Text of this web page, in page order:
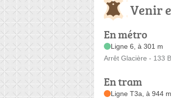
Venir
En métro
Ligne 6, à 301 m
Arrêt Glacière - 133
En tram
Ligne T3a, à 944 m